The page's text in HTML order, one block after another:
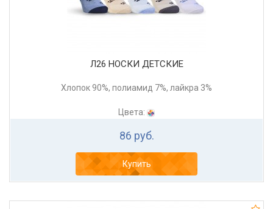
Л26 НОСКИ ДЕТСКИЕ
Хлопок 90%, полиамид 7%, лайкра 3%
Цвета:
86 руб.
Купить